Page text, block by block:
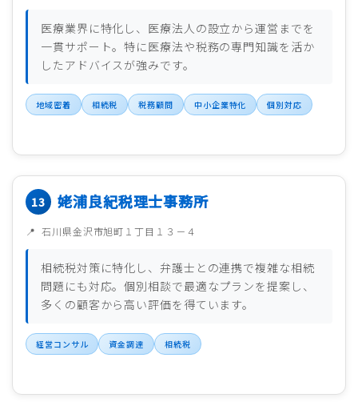
医療業界に特化し、医療法人の設立から運営までを
一貫サポート。特に医療法や税務の専門知識を活か
したアドバイスが強みです。
地域密着 相続税 税務顧問 中小企業特化 個別対応
姥浦良紀税理士事務所
石川県金沢市旭町１丁目１３－４
相続税対策に特化し、弁護士との連携で複雑な相続
問題にも対応。個別相談で最適なプランを提案し、
多くの顧客から高い評価を得ています。
経営コンサル 資金調達 相続税